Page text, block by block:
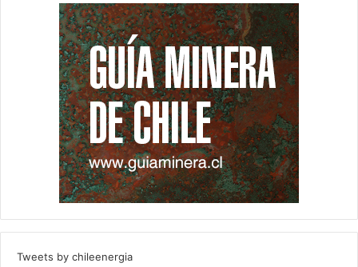
Tweets by chileenergia